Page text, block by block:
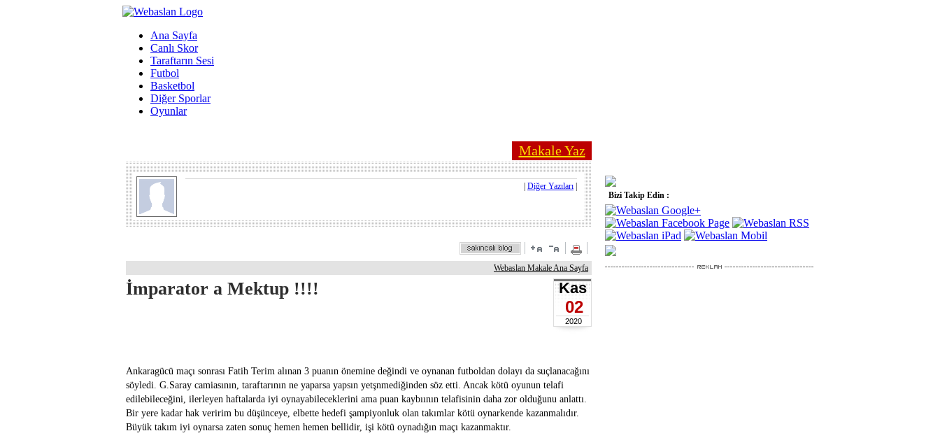
Ana Sayfa
Canlı Skor
Taraftarın Sesi
Futbol
Basketbol
Diğer Sporlar
Oyunlar
Makale Yaz
Diğer Yazıları
Webaslan Makale Ana Sayfa
İmparator a Mektup !!!! Kas
02
2020
Ankaragücü maçı sonrası Fatih Terim alınan 3 puanın önemine değindi ve oynanan futboldan dolayı da suçlanacağını
söyledi. G.Saray camiasının, taraftarının ne yaparsa yapsın yetşnmediğinden söz etti. Ancak kötü oyunun telafi
edilebileceğini, ilerleyen haftalarda iyi oynayabileceklerini ama puan kaybıının telafisinin daha zor olduğunu anlattı.
Bir yere kadar hak veririm bu düşünceye, elbette hedefi şampiyonluk olan takımlar kötü oynarkende kazanmalıdır.
Büyük takım iyi oynarsa zaten sonuç hemen hemen bellidir, işi kötü oynadığın maçı kazanmaktır.
Bizi Takip Edin :